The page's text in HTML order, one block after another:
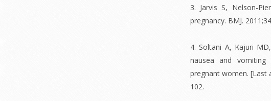
3. Jarvis S, Nelson-
pregnancy. BMJ.
4. Soltani A, Kajuri
nausea and
pregnant women. [Last
102.